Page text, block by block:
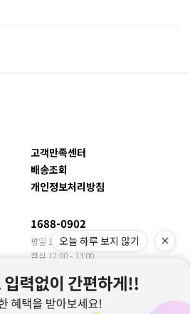
고객만족센터
배송조회
개인정보처리방침
1688-0902
평일 10:00 - 17:00
점심 12:00 - 13:00
수출문의 YJBN MEET
오늘 하루 보지 않기